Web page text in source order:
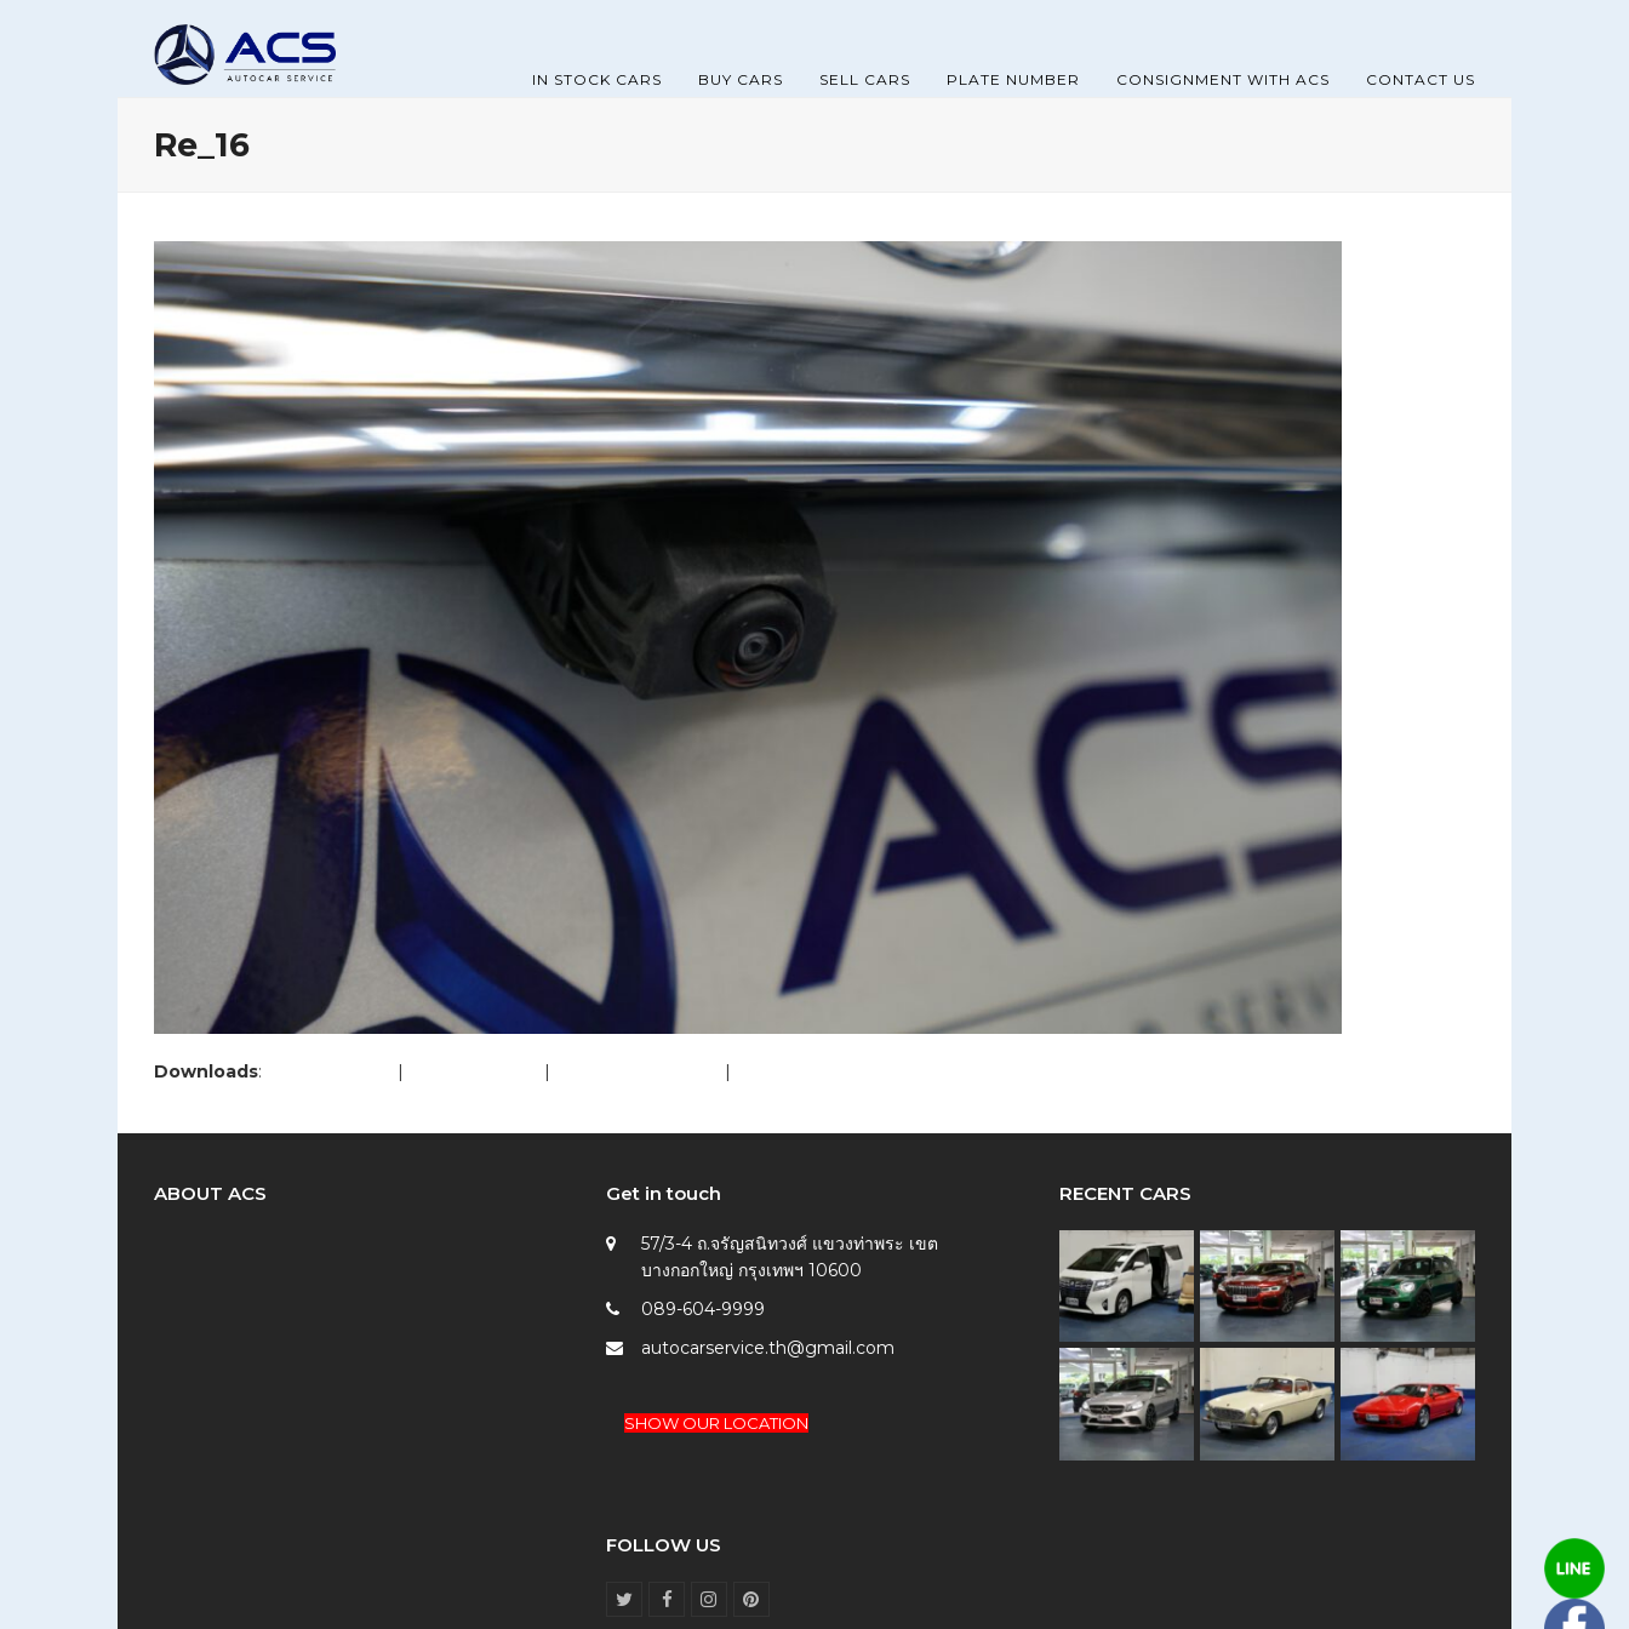
IN STOCK CARS BUY CARS SELL CARS PLATE NUMBER CONSIGNMENT WITH ACS CONTACT US
Re_16
Downloads: | | |
ABOUT ACS Get in touch
57/3-4 ถ.จรัญสนิทวงศ์ แขวงท่าพระ เขต
บางกอกใหญ่ กรุงเทพฯ 10600
089-604-9999
autocarservice.th@gmail.com
SHOW OUR LOCATION
FOLLOW US
T F I P
RECENT CARS